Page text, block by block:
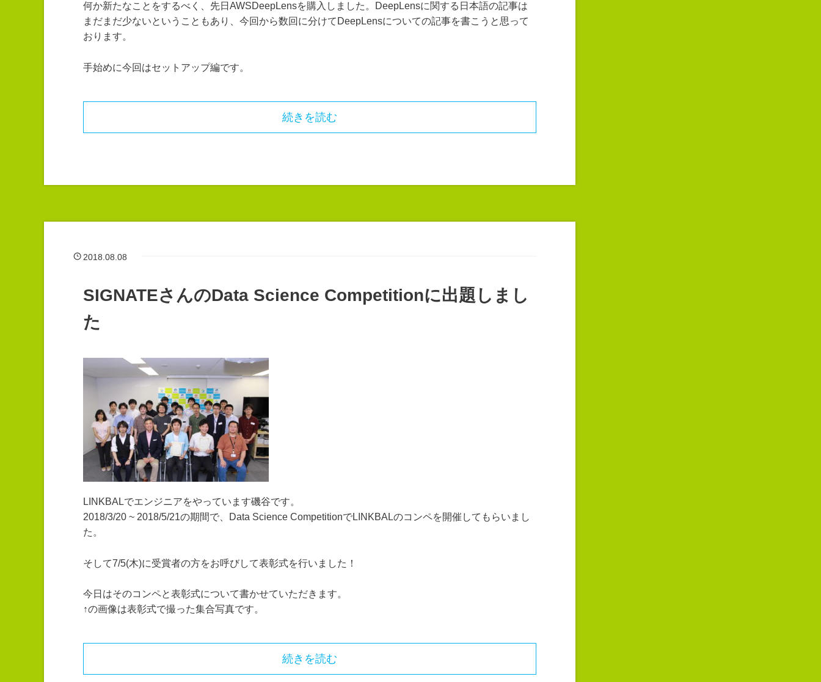
何か新たなことをするべく、先日AWSDeepLensを購入しました。DeepLensに関する日本語の記事は
まだまだ少ないということもあり、今回から数回に分けてDeepLensについての記事を書こうと思って
おります。
手始めに今回はセットアップ編です。
続きを読む
2018.08.08
SIGNATEさんのData Science Competitionに出題しまし
た
LINKBALでエンジニアをやっています磯谷です。
2018/3/20 ~ 2018/5/21の期間で、Data Science CompetitionでLINKBALのコンペを開催してもらいまし
た。
そして7/5(木)に受賞者の方をお呼びして表彰式を行いました！
今日はそのコンペと表彰式について書かせていただきます。
↑の画像は表彰式で撮った集合写真です。
続きを読む